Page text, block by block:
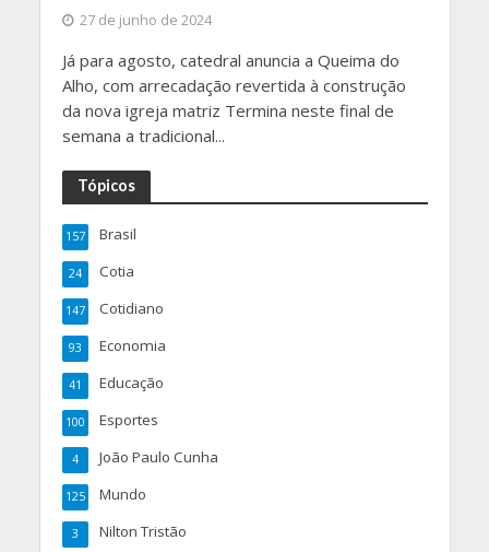
27 de junho de 2024
Já para agosto, catedral anuncia a Queima do
Alho, com arrecadação revertida à construção
da nova igreja matriz Termina neste final de
semana a tradicional...
Tópicos
Brasil
157
Cotia
24
Cotidiano
147
Economia
93
Educação
41
Esportes
100
João Paulo Cunha
4
Mundo
125
Nilton Tristão
3